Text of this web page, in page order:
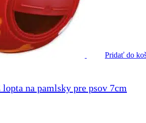
Pridať do
na pamlsky pre psov 7cm